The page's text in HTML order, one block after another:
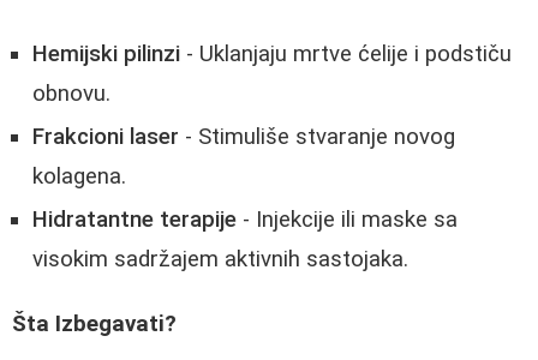
Hemijski pilinzi - Uklanjaju mrtve ćelije i podstiču
obnovu.
Frakcioni laser - Stimuliše stvaranje novog
kolagena.
Hidratantne terapije - Injekcije ili maske sa
visokim sadržajem aktivnih sastojaka.
Šta Izbegavati?